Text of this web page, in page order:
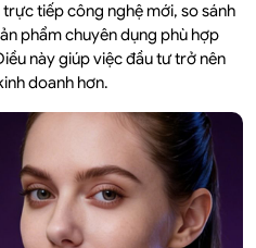
tiếp công nghệ mới, so sánh
phẩm chuyên dụng phù hợp
này giúp việc đầu tư trở nên
doanh hơn.